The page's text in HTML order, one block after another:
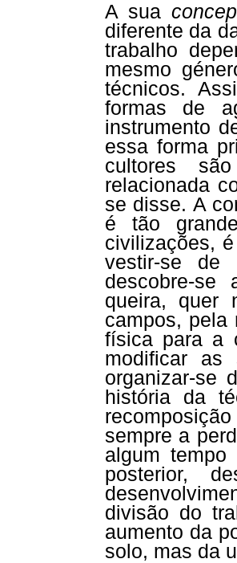
A sua
diferente da
trabalho
mesmo
técnicos.
formas de
instrumento
essa forma
cultores
relacionada
se disse. A
é tão
civilizações,
vestir-se de
descobre-
queira, quer
campos,
física para a
modificar as
organizar-se
história da
sempre a
algum
posterior,
divisão do
aumento da
solo, mas da